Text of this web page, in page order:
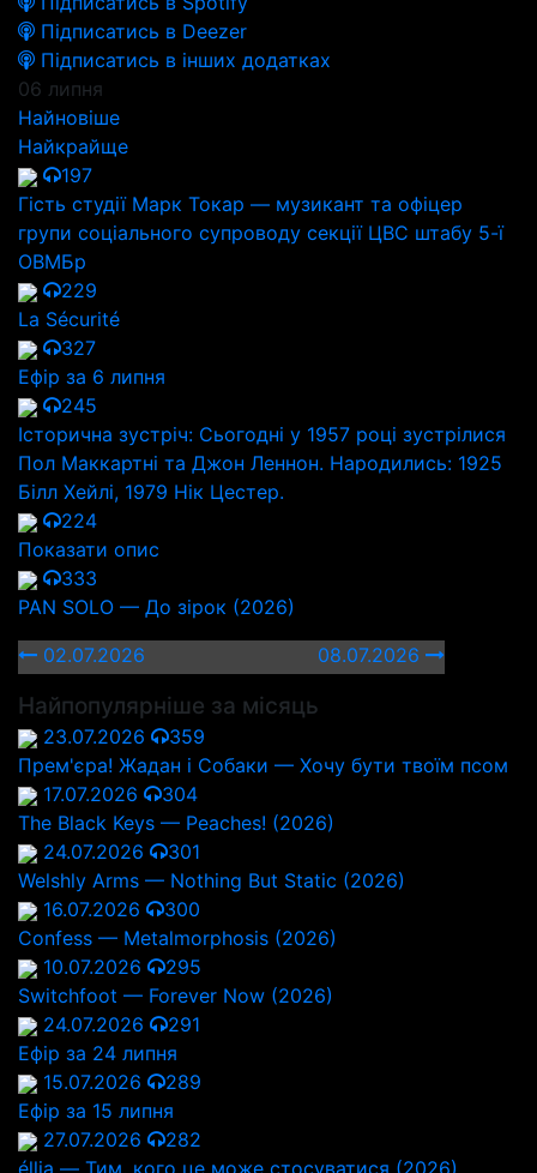
Підписатись в Deezer
Підписатись в інших додатках
06 липня
Найновіше
Найкрайще
197
Гість студії Марк Токар — музикант та офіцер
групи соціального супроводу секції ЦВС штабу 5-ї
ОВМБр
229
La Sécurité
327
Ефір за 6 липня
245
Історична зустріч: Сьогодні у 1957 році зустрілися
Пол Маккартні та Джон Леннон. Народились: 1925
Білл Хейлі, 1979 Нік Цестер.
224
Показати опис
333
PAN SOLO — До зірок (2026)
02.07.2026
08.07.2026
Найпопулярніше за місяць
23.07.2026
359
Прем'єра! Жадан і Собаки — Хочу бути твоїм псом
17.07.2026
304
The Black Keys — Peaches! (2026)
24.07.2026
301
Welshly Arms — Nothing But Static (2026)
16.07.2026
300
Confess — Metalmorphosis (2026)
10.07.2026
295
Switchfoot — Forever Now (2026)
24.07.2026
291
Ефір за 24 липня
15.07.2026
289
Ефір за 15 липня
27.07.2026
282
éllia — Тим, кого це може стосуватися (2026)